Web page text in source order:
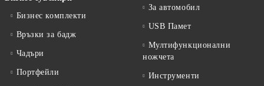
Бизнес комплекти
Връзки за бадж
Чадъри
Портфейли
За автомобил
USB Памет
Мултифункционални
ножчета
Инструменти